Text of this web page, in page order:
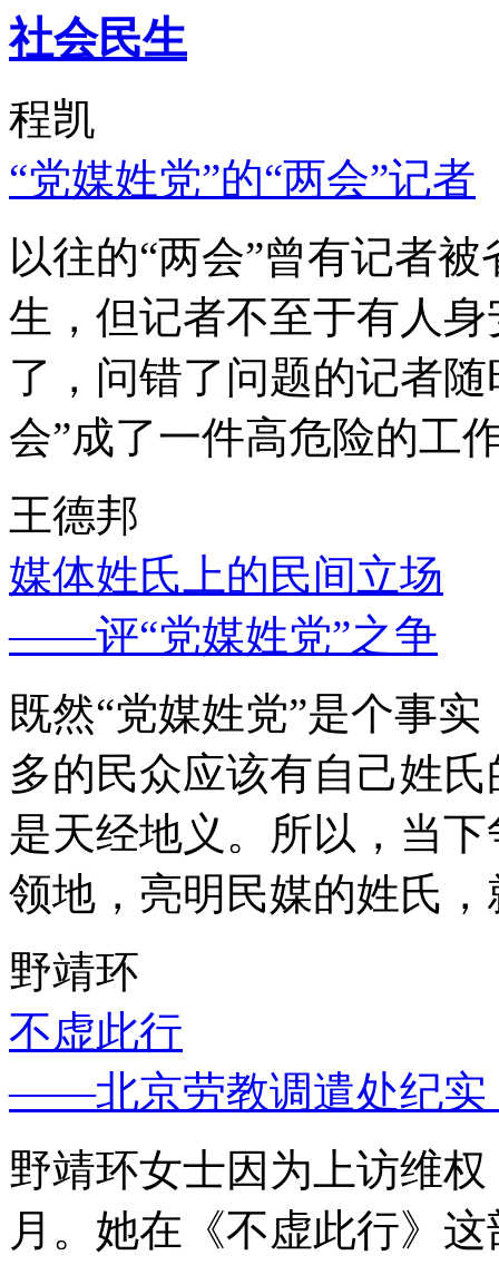
社会民生
程凯
“党媒姓党”的“两会”记者
以往的“两会”曾有记者
生，但记者不至于有人
了，问错了问题的记者
会”成了一件高危险的工
王德邦
媒体姓氏上的民间立场
——评“党媒姓党”之争
既然“党媒姓党”是个事
多的民众应该有自己姓
是天经地义。所以，当
领地，亮明民媒的姓氏
野靖环
不虚此行
——北京劳教调遣处纪实
野靖环女士因为上访维
月。她在《不虚此行》